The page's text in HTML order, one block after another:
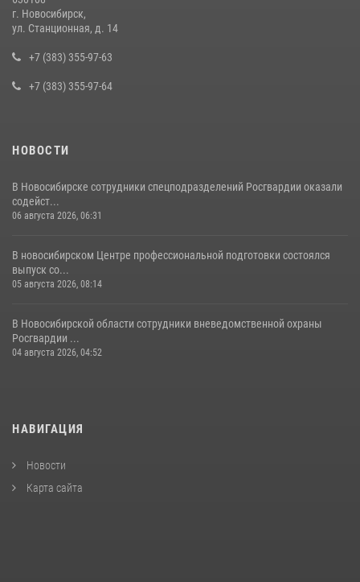
В Новосибирске сотрудниками вневедомственной охраны
Росгвардии задержан подозреваемый в грабеже
13 июля 2026, 05:38
г. Новосибирск,
ул. Станционная, д. 14
+7 (383) 355-97-63
+7 (383) 355-97-64
НОВОСТИ
В Новосибирске сотрудники спецподразделений Росгвардии оказали
содейст...
06 августа 2026, 06:31
В новосибирском Центре профессиональной подготовки состоялся
выпуск со...
05 августа 2026, 08:14
В Новосибирской области сотрудники вневедомственной охраны
Росгвардии ...
04 августа 2026, 04:52
НАВИГАЦИЯ
Новости
Карта сайта